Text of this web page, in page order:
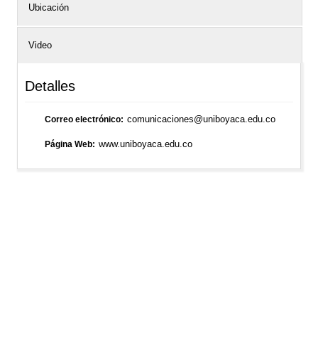
Ubicación
Video
Detalles
Correo electrónico comunicaciones@uniboyaca.edu.co
Página Web www.uniboyaca.edu.co